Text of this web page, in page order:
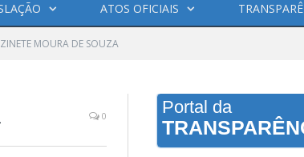
ATOS OFICIAIS
MOURA DE SOUZA
0 Portal da